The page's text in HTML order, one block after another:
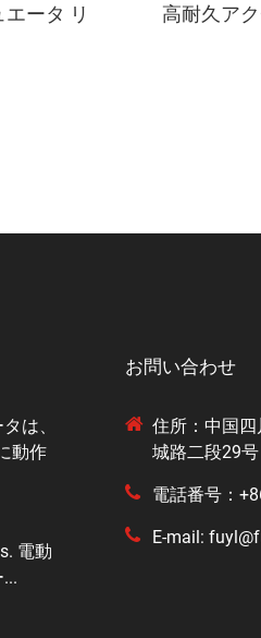
ータ リ
高耐久ア
は、
動作
電動
お問い合わせ
住所：中国
城路二段29号
電話番号：
E-mail: